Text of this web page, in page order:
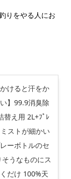
りをやる人にお
けると汗をか
】99.9消臭除
替え用 2L+ﾌﾟﾚ
ストが細かい
ーボトルのセ
うなものにス
だけ 100%天